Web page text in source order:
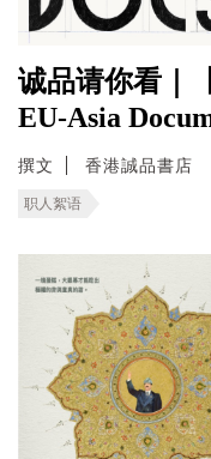
诚品请你看｜
EU-Asia
撰文 香港誠品書店
职人絮语